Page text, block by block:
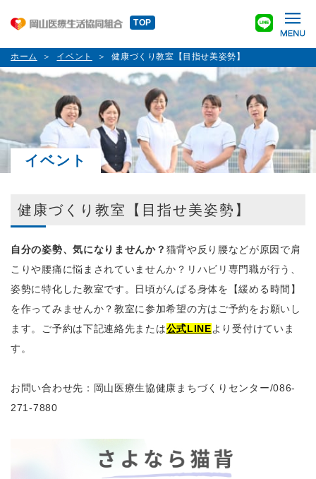
TOP
ホーム イベント 健康づくり教室【目指せ美姿勢】
イベント
健康づくり教室【目指せ美姿勢】
自分の姿勢、気になりませんか？ 猫背や反り腰などが原因で肩
こりや腰痛に悩まされていませんか？リハビリ専門職が行う、
姿勢に特化した教室です。日頃がんばる身体を【緩める時間】
を作ってみませんか？教室に参加希望の方はご予約をお願いし
ます。ご予約は下記連絡先または公式LINEより受付けていま
す。
お問い合わせ先：岡山医療生協健康まちづくりセンター/086-
271-7880